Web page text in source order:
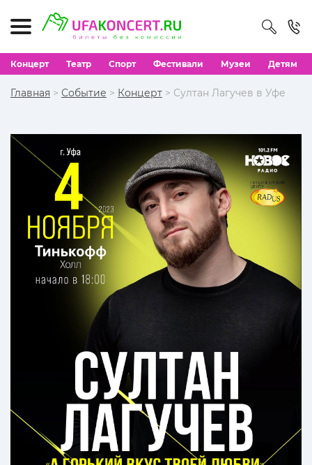
Концерт Театр Спорт Фестивали Музеи Детям
Главная > Событие > Концерт > Султан Лагучев в Уфе